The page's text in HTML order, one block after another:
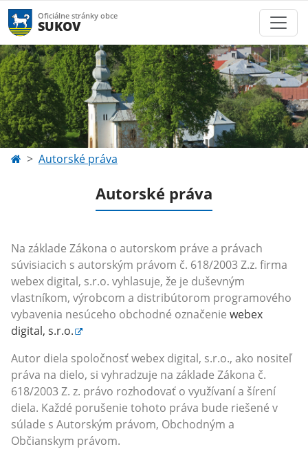
Oficiálne stránky obce
SUKOV
Autorské práva
Autorské práva
Na základe Zákona o autorskom práve a právach
súvisiacich s autorským právom č. 618/2003 Z.z. firma
webex digital, s.r.o. vyhlasuje, že je duševným
vlastníkom, výrobcom a distribútorom programového
vybavenia nesúceho obchodné označenie webex
digital, s.r.o.
Autor diela spoločnosť webex digital, s.r.o., ako nositeľ
práva na dielo, si vyhradzuje na základe Zákona č.
618/2003 Z. z. právo rozhodovať o využívaní a šírení
diela. Každé porušenie tohoto práva bude riešené v
súlade s Autorským právom, Obchodným a
Občianskym právom.